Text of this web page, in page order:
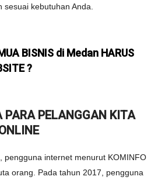
sesuai kebutuhan Anda.
BISNIS di Medan HARUS
?
PARA PELANGGAN KITA
pengguna internet menurut KOMINFO
orang. Pada tahun 2017, pengguna